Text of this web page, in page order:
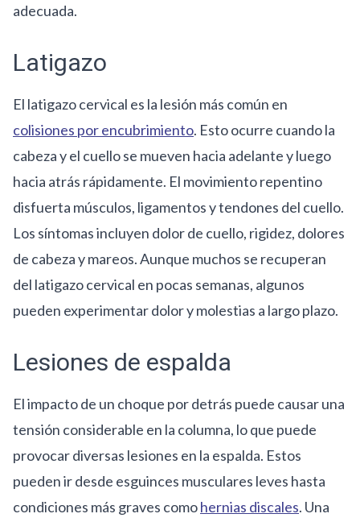
adecuada.
Latigazo
El latigazo cervical es la lesión más común en
colisiones por encubrimiento. Esto ocurre cuando la
cabeza y el cuello se mueven hacia adelante y luego
hacia atrás rápidamente. El movimiento repentino
disfuerta músculos, ligamentos y tendones del cuello.
Los síntomas incluyen dolor de cuello, rigidez, dolores
de cabeza y mareos. Aunque muchos se recuperan
del latigazo cervical en pocas semanas, algunos
pueden experimentar dolor y molestias a largo plazo.
Lesiones de espalda
El impacto de un choque por detrás puede causar una
tensión considerable en la columna, lo que puede
provocar diversas lesiones en la espalda. Estos
pueden ir desde esguinces musculares leves hasta
condiciones más graves comohernias discales. Una